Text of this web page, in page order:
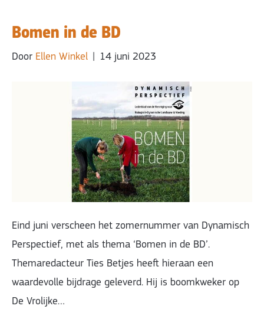
Bomen in de BD
Door Ellen Winkel 14 juni 2023
Eind juni verscheen het zomernummer van Dynamisch
Perspectief, met als thema ‘Bomen in de BD’.
Themaredacteur Ties Betjes heeft hieraan een
waardevolle bijdrage geleverd. Hij is boomkweker op
De Vrolijke…